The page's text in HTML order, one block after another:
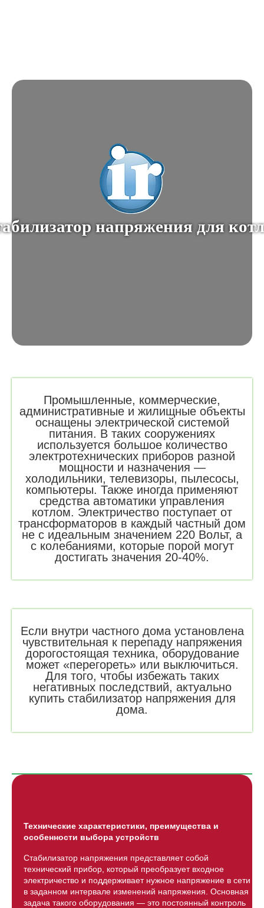
напряжения для
Промышленные, коммерческие,
административные и жилищные объекты
оснащены электрической системой
питания. В таких сооружениях
используется большое количество
электротехнических приборов разной
мощности и назначения —
холодильники, телевизоры, пылесосы,
компьютеры. Также иногда применяют
средства автоматики управления
котлом. Электричество поступает от
трансформаторов в каждый частный дом
не с идеальным значением 220 Вольт, а
с колебаниями, которые порой могут
достигать значения 20-40%.
Если внутри частного дома установлена
чувствительная к перепаду напряжения
дорогостоящая техника, оборудование
может «перегореть» или выключиться.
Для того, чтобы избежать таких
негативных последствий, актуально
купить стабилизатор напряжения для
дома.
Технические характеристики, преимущества и
особенности выбора устройств
Стабилизатор напряжения представляет собой
технический прибор, который преобразует входное
электричество и поддерживает нужное напряжение в сети
в заданном интервале изменений напряжения. Основная
задача такого оборудования — это постоянный контроль